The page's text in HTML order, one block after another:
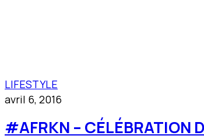
LIFESTYLE
avril 6, 2016
#AFRKN – CÉLÉBRATION